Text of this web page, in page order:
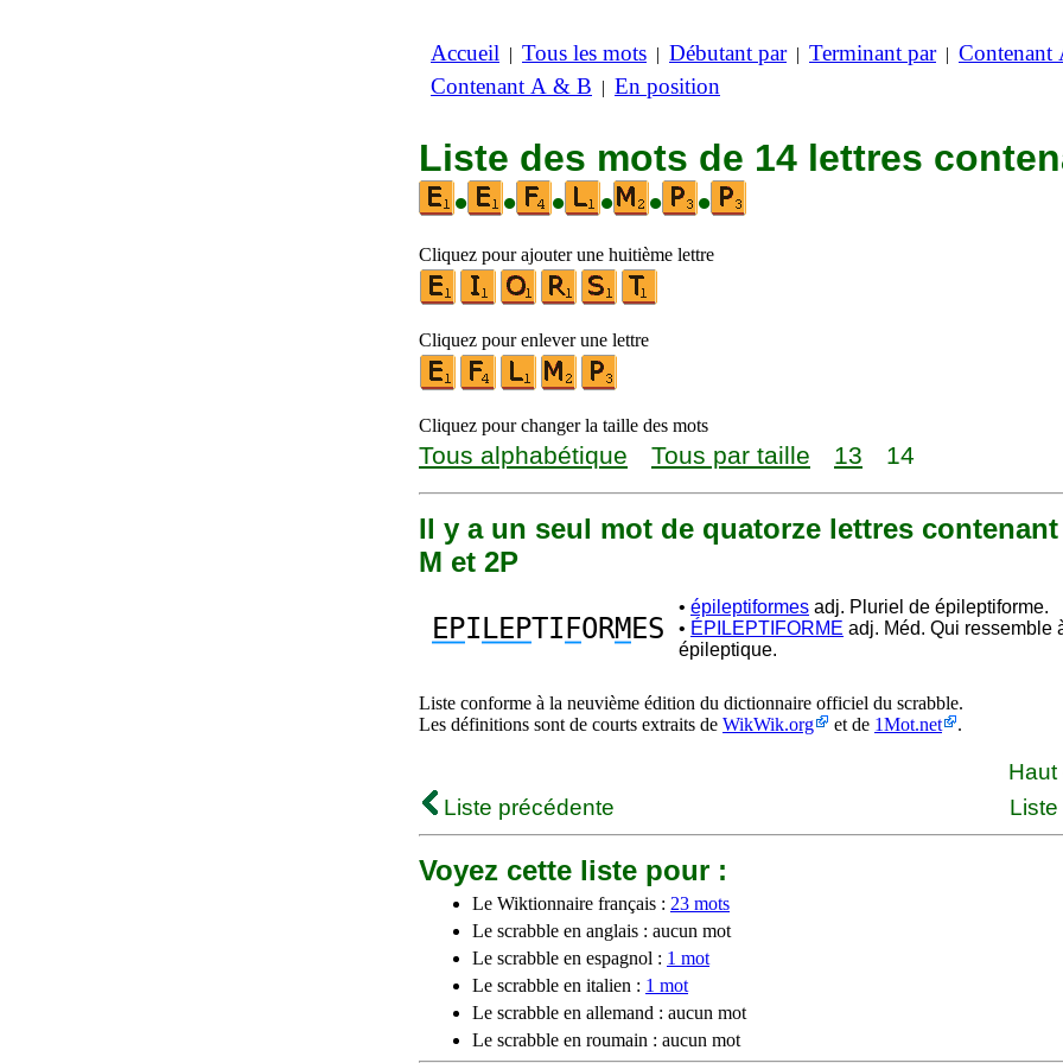
Accueil | Tous les mots | Débutant par| Terminant par| Contenant
Contenant A & B | En position
Liste des mots de 14 lettres
•
• • • • •
Cliquez pour ajouter une huitième lettre
Cliquez pour enlever une lettre
Cliquez pour changer la taille des mots
Tous alphabétique Tous par taille 13 14
Il y a un seul mot de quatorze lettres contenant
M et 2P
EPI LEPTI FORM ES
• épileptiformes adj. Pluriel de épileptiforme.
• ÉPILEPTIFORME adj. Méd. Qui ressemble
épileptique.
Liste conforme à la neuvième édition du dictionnaire officiel du scrabble.
Les définitions sont de courts extraits de WikWik.org et de 1Mot.net .
Haut
Liste précédente
Voyez cette liste pour :
Le Wiktionnaire français : 23 mots
Le scrabble en anglais : aucun mot
Le scrabble en espagnol : 1 mot
Le scrabble en italien : 1 mot
Le scrabble en allemand : aucun mot
Le scrabble en roumain : aucun mot